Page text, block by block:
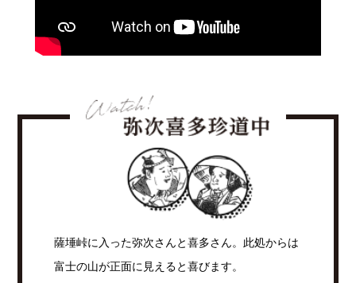
薩埵峠に入った弥次さんと喜多さん。此処からは
富士の山が正面に見えると喜びます。